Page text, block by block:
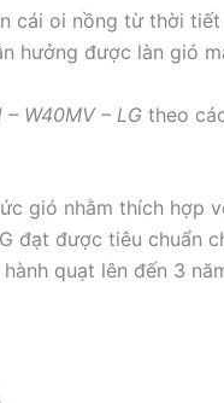
cái oi nồng từ thời tiết
hưởng được làn gió
W40MV – LG theo
gió nhằm thích hợp
đạt được tiêu chuẩn
quạt lên đến 3